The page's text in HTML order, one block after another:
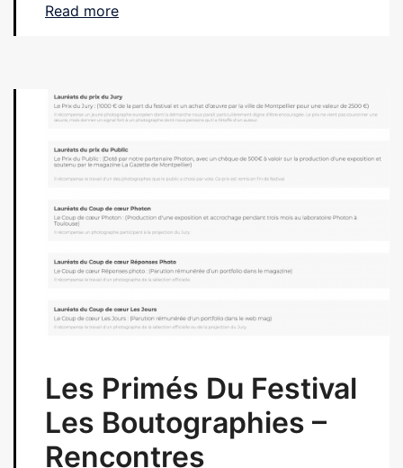
Read more
Les Primés Du Festival
Les Boutographies –
Rencontres